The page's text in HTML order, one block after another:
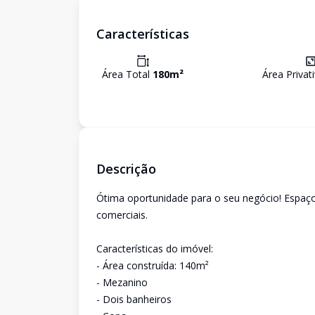
Características
Área Total 180m² Área
Descrição
Ótima oportunidade para o seu negócio!
comerciais.
Características do imóvel:
- Área construída: 140m²
- Mezanino
- Dois banheiros